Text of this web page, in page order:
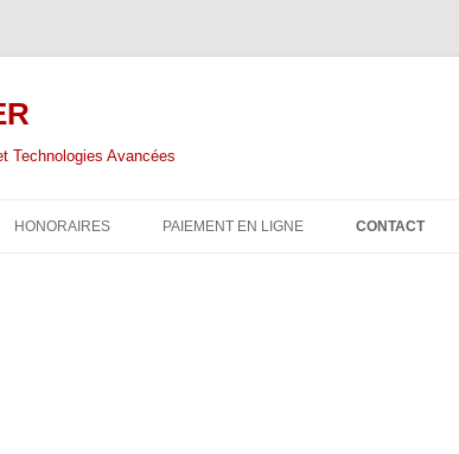
Technologies Avancées
HONORAIRES PAIEMENT EN LIGNE CONTACT